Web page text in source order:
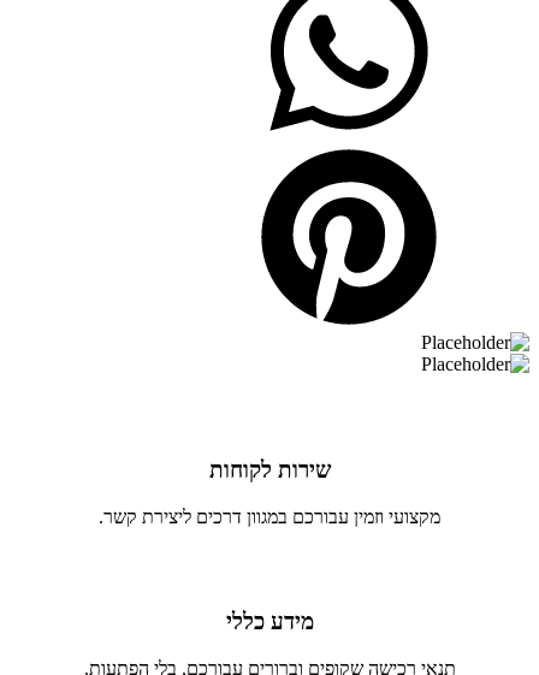
שירות לקוחות
מקצועי וזמין עבורכם במגוון דרכים ליצירת קשר.
מידע כללי
תנאי רכישה שקופים וברורים עבורכם, בלי הפתעות.